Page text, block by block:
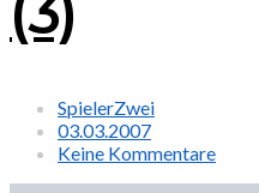
SpielerZwei
03.03.2007
Keine Kommentare